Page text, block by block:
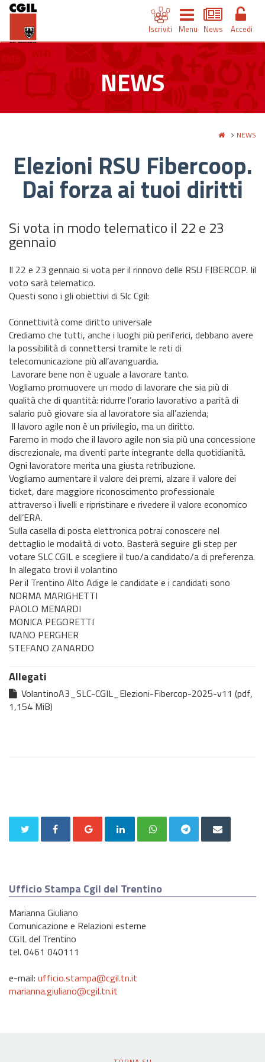
Iscriviti Menu News Accedi
NEWS
NEWS
Elezioni RSU Fibercoop.
Dai forza ai tuoi diritti
Si vota in modo telematico il 22 e 23
gennaio
Il 22 e 23 gennaio si vota per il rinnovo delle RSU FIBERCOP. Iil
voto sarà telematico.
Questi sono i gli obiettivi di Slc Cgil:
Connettività come diritto universale
Crediamo che tutti, anche i luoghi più periferici, debbano avere
la possibilità di connettersi tramite le reti di
telecomunicazione più all’avanguardia.
Lavorare bene non è uguale a lavorare tanto.
Vogliamo promuovere un modo di lavorare che sia più di
qualità che di quantità: ridurre l’orario lavorativo a parità di
salario può giovare sia al lavoratore sia all’azienda;
Il lavoro agile non è un privilegio, ma un diritto.
Faremo in modo che il lavoro agile non sia più una concessione
discrezionale, ma diventi parte integrante della quotidianità.
Ogni lavoratore merita una giusta retribuzione.
Vogliamo aumentare il valore dei premi, alzare il valore dei
ticket, dare maggiore riconoscimento professionale
attraverso i livelli e ripristinare e rivedere il valore economico
dell’ERA.
Sulla casella di posta elettronica potrai conoscere nel
dettaglio le modalità di voto. Basterà seguire gli step per
votare SLC CGIL e scegliere il tuo/a candidato/a di preferenza.
In allegato trovi il volantino
Per il Trentino Alto Adige le candidate e i candidati sono
NORMA MARIGHETTI
PAOLO MENARDI
MONICA PEGORETTI
IVANO PERGHER
STEFANO ZANARDO
Allegati
VolantinoA3_SLC-CGIL_Elezioni-Fibercop-2025-v11 (pdf,
1,154 MiB)
Ufficio Stampa Cgil del Trentino
Marianna Giuliano
Comunicazione e Relazioni esterne
CGIL del Trentino
tel. 0461 040111
e-mail: ufficio.stampa@cgil.tn.it
marianna.giuliano@cgil.tn.it